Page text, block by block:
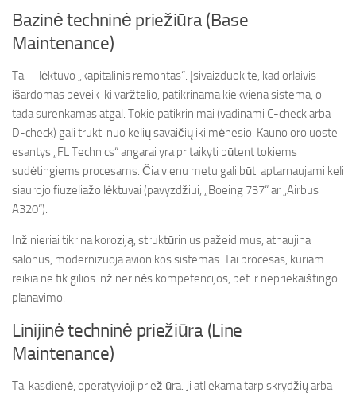
Bazinė techninė priežiūra (Base
Maintenance)
Tai – lėktuvo „kapitalinis remontas“. Įsivaizduokite, kad orlaivis
išardomas beveik iki varžtelio, patikrinama kiekviena sistema, o
tada surenkamas atgal. Tokie patikrinimai (vadinami C-check arba
D-check) gali trukti nuo kelių savaičių iki mėnesio. Kauno oro uoste
esantys „FL Technics“ angarai yra pritaikyti būtent tokiems
sudėtingiems procesams. Čia vienu metu gali būti aptarnaujami keli
siaurojo fiuzeliažo lėktuvai (pavyzdžiui, „Boeing 737“ ar „Airbus
A320“).
Inžinieriai tikrina koroziją, struktūrinius pažeidimus, atnaujina
salonus, modernizuoja avionikos sistemas. Tai procesas, kuriam
reikia ne tik gilios inžinerinės kompetencijos, bet ir nepriekaištingo
planavimo.
Linijinė techninė priežiūra (Line
Maintenance)
Tai kasdienė, operatyvioji priežiūra. Ji atliekama tarp skrydžių arba